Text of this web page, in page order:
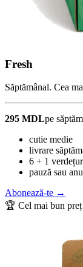
Fresh
Săptămânal. Cea
295 MDLpe
cutie medie
livrare
6 + 1
pauză sau
Abonează-te →
🏆 Cel mai bun preț